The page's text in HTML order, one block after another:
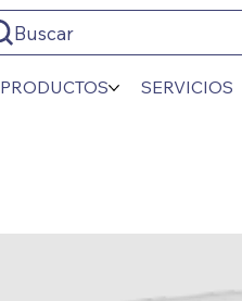
Buscar
PRODUCTOS SERVICIOS